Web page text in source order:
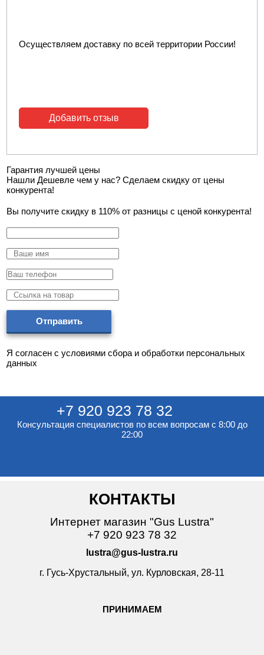
Осуществляем доставку по всей территории России!
Добавить отзыв
Гарантия лучшей цены
Нашли Дешевле чем у нас? Сделаем скидку от цены
конкурента!
Вы получите скидку в 110% от разницы с ценой конкурента!
Отправить
Я согласен с условиями cбора и обработки персональных
данных
+7 920 923 78 32
Консультация специалистов по всем вопросам с 8:00 до
22:00
КОНТАКТЫ
Интернет магазин "Gus Lustra"
+7 920 923 78 32
lustra@gus-lustra.ru
г. Гусь-Хрустальный, ул. Курловская, 28-11
ПРИНИМАЕМ